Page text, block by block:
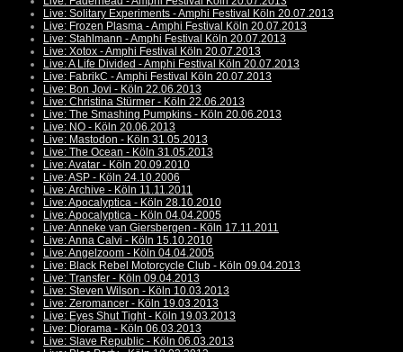
Live: Solitary Experiments - Amphi Festival Köln 20.07.2013
Live: Frozen Plasma - Amphi Festival Köln 20.07.2013
Live: Stahlmann - Amphi Festival Köln 20.07.2013
Live: Xotox - Amphi Festival Köln 20.07.2013
Live: A Life Divided - Amphi Festival Köln 20.07.2013
Live: FabrikC - Amphi Festival Köln 20.07.2013
Live: Bon Jovi - Köln 22.06.2013
Live: Christina Stürmer - Köln 22.06.2013
Live: The Smashing Pumpkins - Köln 20.06.2013
Live: NO - Köln 20.06.2013
Live: Mastodon - Köln 31.05.2013
Live: The Ocean - Köln 31.05.2013
Live: Avatar - Köln 20.09.2010
Live: ASP - Köln 24.10.2006
Live: Archive - Köln 11.11.2011
Live: Apocalyptica - Köln 28.10.2010
Live: Apocalyptica - Köln 04.04.2005
Live: Anneke van Giersbergen - Köln 17.11.2011
Live: Anna Calvi - Köln 15.10.2010
Live: Angelzoom - Köln 04.04.2005
Live: Black Rebel Motorcycle Club - Köln 09.04.2013
Live: Transfer - Köln 09.04.2013
Live: Steven Wilson - Köln 10.03.2013
Live: Zeromancer - Köln 19.03.2013
Live: Eyes Shut Tight - Köln 19.03.2013
Live: Diorama - Köln 06.03.2013
Live: Slave Republic - Köln 06.03.2013